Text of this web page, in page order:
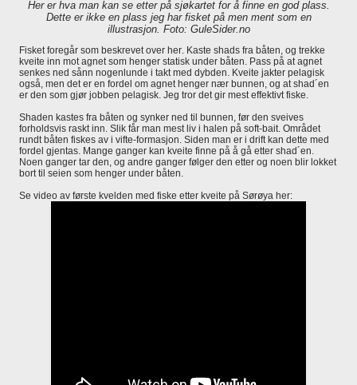
Her er hva man kan se etter på sjøkartet for å finne en god plass.
Dette er ikke en plass jeg har fisket på men ment som en
illustrasjon. Foto: GuleSider.no
Fisket foregår som beskrevet over her. Kaste shads fra båten, og trekke
kveite inn mot agnet som henger statisk under båten. Pass på at agnet
senkes ned sånn nogenlunde i takt med dybden. Kveite jakter pelagisk
også, men det er en fordel om agnet henger nær bunnen, og at shad´en
er den som gjør jobben pelagisk. Jeg tror det gir mest effektivt fiske.
Shaden kastes fra båten og synker ned til bunnen, før den sveives
forholdsvis raskt inn. Slik får man mest liv i halen på soft-bait. Området
rundt båten fiskes av i vifte-formasjon. Siden man er i drift kan dette med
fordel gjentas. Mange ganger kan kveite finne på å gå etter shad´en.
Noen ganger tar den, og andre ganger følger den etter og noen blir lokket
bort til seien som henger under båten.
Se video av første kvelden med fiske etter kveite på Sørøya her: